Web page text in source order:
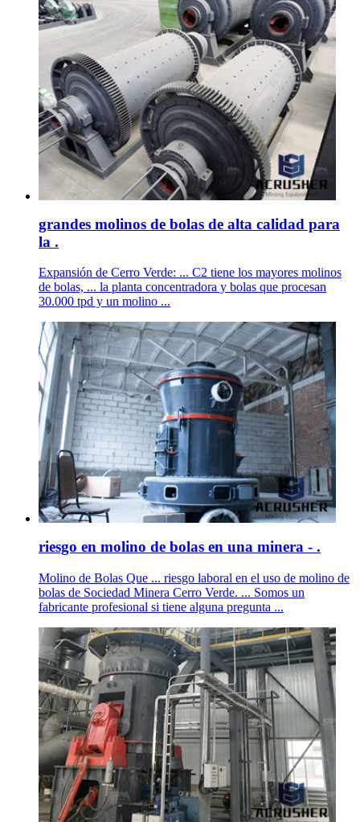
grandes molinos de bolas de alta calidad para
la .
Expansión de Cerro Verde: ... C2 tiene los mayores molinos
de bolas, ... la planta concentradora y bolas que procesan
30.000 tpd y un molino ...
riesgo en molino de bolas en una minera - .
Molino de Bolas Que ... riesgo laboral en el uso de molino de
bolas de Sociedad Minera Cerro Verde. ... Somos un
fabricante profesional si tiene alguna pregunta ...